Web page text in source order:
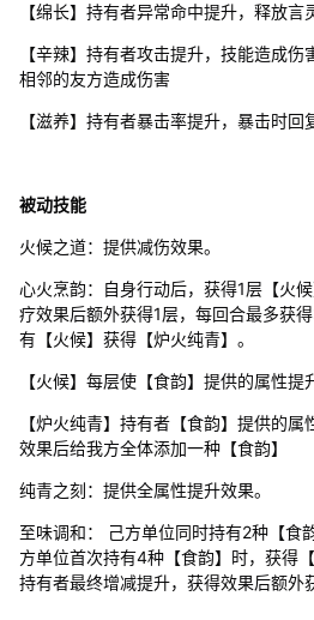
【绵长】持有者异常命中提升，释放
【辛辣】持有者攻击提升，技能造成
相邻的友方造成伤害
【滋养】持有者暴击率提升，暴击
被动技能
火候之道：提供减伤效果。
心火烹韵：自身行动后，获得1层【火
疗效果后额外获得1层，每回合最多获
有【火候】获得【炉火纯青】。
【火候】每层使【食韵】提供的属性提
【炉火纯青】持有者【食韵】提供的
效果后给我方全体添加一种【食韵】
纯青之刻：提供全属性提升效果。
至味调和： 己方单位同时持有2种【食
方单位首次持有4种【食韵】时，获得
持有者最终增减提升，获得效果后